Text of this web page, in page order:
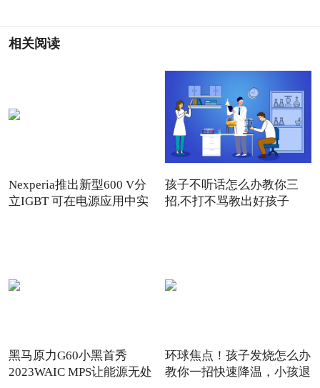
相关阅读
Nexperia推出新型600 V分
立IGBT 可在电源应用中实
孩子不听话怎么办教你三
招,不打不骂教出好孩子
黑马原力G60小黑首秀
2023WAIC MPS让能源无处
环球焦点！孩子发烧怎么办
教你一招快速降温，小孩退